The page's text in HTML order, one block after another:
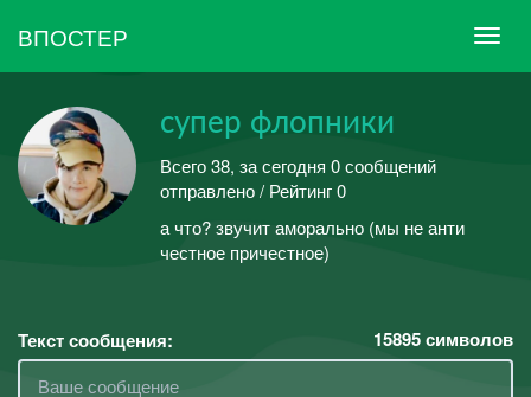
ВПОСТЕР
супер флопники
Всего 38, за сегодня 0 сообщений
отправлено / Рейтинг 0
а что? звучит аморально (мы не анти
честное причестное)
Текст сообщения: 15895символов